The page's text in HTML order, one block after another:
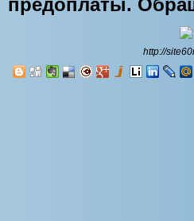
предоплаты.
http://